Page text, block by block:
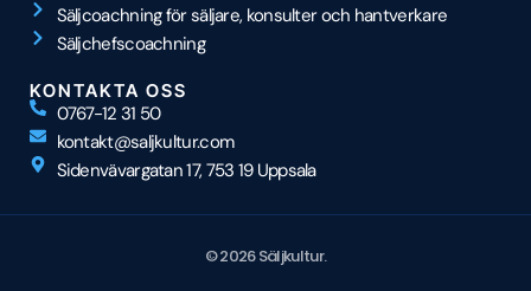
Säljcoachning för säljare, konsulter och hantverkare
Säljchefscoachning
KONTAKTA OSS
0767-12 31 50
kontakt@saljkultur.com
Sidenvävargatan 17, 753 19 Uppsala
© 2026 Säljkultur.